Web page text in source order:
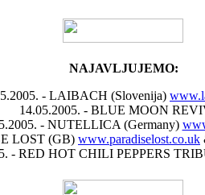
NAJAVLJUJEMO:
- LAIBACH (Slovenija)
14.05.2005. - BLUE MOON
- NUTELLICA (Germany)
LOST (GB) www.paradiselost.co.uk
- RED HOT CHILI PEPPERS